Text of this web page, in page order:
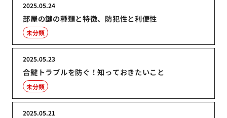
部屋の鍵の種類と特徴、防犯性と利便性
2025.05.24
未分類
合鍵トラブルを防ぐ！知っておきたいこと
2025.05.23
未分類
2025.05.21